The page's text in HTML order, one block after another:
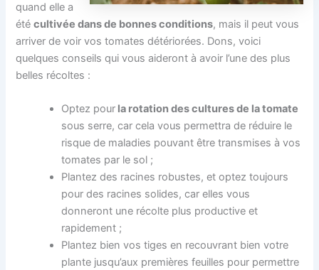
quand elle a
étécultivée dans de bonnes conditions, mais il peut vous
arriver de voir vos tomates détériorées. Dons, voici
quelques conseils qui vous aideront à avoir l’une des plus
belles récoltes :
Optez pour la rotation des cultures de la tomate
sous serre, car cela vous permettra de réduire le
risque de maladies pouvant être transmises à vos
tomates par le sol ;
Plantez des racines robustes, et optez toujours
pour des racines solides, car elles vous
donneront une récolte plus productive et
rapidement ;
Plantez bien vos tiges en recouvrant bien votre
plante jusqu’aux premières feuilles pour permettre